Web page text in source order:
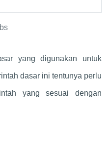
yang digunakan untuk
dasar ini tentunya perlu
yang sesuai dengan